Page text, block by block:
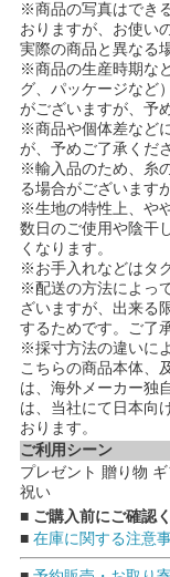
※商品の写真はでき
おりますが、お使い
実際の商品と異なる
※商品の生産時期な
グ、パッケージなど
がございますが、予
※商品や個体差など
が、予めご了承くだ
※輸入品のため、糸
る場合がございます
※生地の特性上、や
数日のご使用や陰干
くなります。
※お手入れなどはタ
※配送の方法によっ
ざいますが、出来る
するためです。ご了
※採寸方法の違いに
こちらの商品本体、
は、海外メーカー独
は、当社にて日本向
おります。
ご利用シーン
プレゼント 贈り物
祝い
■ ご購入前にご確認
■ 在庫に関する注意